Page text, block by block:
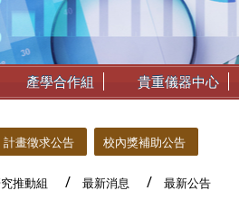
產學合作組 貴重儀器中心
計畫徵求公告 校內獎補助公告
推動組 最新消息 最新公告